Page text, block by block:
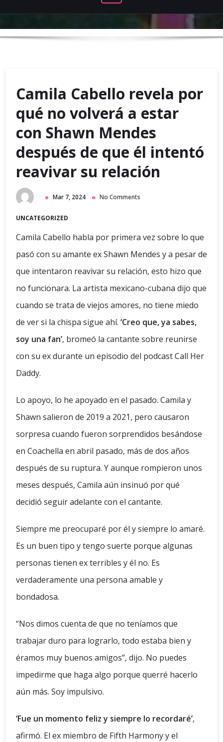
Camila Cabello revela por
qué no volverá a estar
con Shawn Mendes
después de que él intentó
reavivar su relación
Mar 7, 2024 No Comments
UNCATEGORIZED
Camila Cabello habla por primera vez sobre lo que
pasó con su amante ex Shawn Mendes y a pesar de
que intentaron reavivar su relación, esto hizo que
no funcionara. La artista mexicano-cubana dijo que
cuando se trata de viejos amores, no tiene miedo
de ver si la chispa sigue ahí. ‘Creo que, ya sabes,
soy una fan’, bromeó la cantante sobre reunirse
con su ex durante un episodio del podcast Call Her
Daddy.
Lo apoyo, lo he apoyado en el pasado. Camila y
Shawn salieron de 2019 a 2021, pero causaron
sorpresa cuando fueron sorprendidos besándose
en Coachella en abril pasado, más de dos años
después de su ruptura. Y aunque rompieron unos
meses después, Camila aún insinuó por qué
decidió seguir adelante con el cantante.
Siempre me preocuparé por él y siempre lo amaré.
Es un buen tipo y tengo suerte porque algunas
personas tienen ex terribles y él no. Es
verdaderamente una persona amable y
bondadosa.
“Nos dimos cuenta de que no teníamos que
trabajar duro para lograrlo, todo estaba bien y
éramos muy buenos amigos”, dijo. No puedes
impedirme que haga algo porque querré hacerlo
aún más. Soy impulsivo.
‘Fue un momento feliz y siempre lo recordaré’,
afirmó. El ex miembro de Fifth Harmony y el